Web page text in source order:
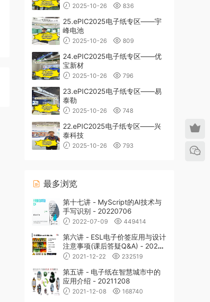
2025-10-26 836
25.ePIC2025电子纸专区——宇
峰电池
2025-10-26 809
24.ePIC2025电子纸专区——优
宝新材
2025-10-26 796
23.ePIC2025电子纸专区——易
泰勒
2025-10-26 748
22.ePIC2025电子纸专区——兴
泰科技
2025-10-26 793
最多浏览
第十七讲 - MyScript的AI技术与
手写识别 - 20220706
2022-07-09 449414
第六讲 - ESL电子价签应用与设计
注意事项(课后答疑Q&A) - 20211
2222021-12-22 232519
第五讲 - 电子纸在智慧城市中的
应用介绍 - 20211208
2021-12-08 168740